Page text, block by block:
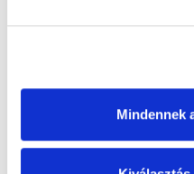
Mindennek
Autós élmények
Go Kart élmények